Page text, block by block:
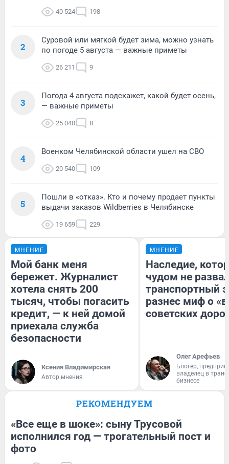
40 524 198
2
Суровой или мягкой будет зима, можно узнать
по погоде 5 августа — важные приметы
26 211 9
3
Погода 4 августа подскажет, какой будет осень,
— важные приметы
25 040 8
4
Военком Челябинской области ушел на СВО
20 540 109
5
Пошли в «отказ». Кто и почему продает пункты
выдачи заказов Wildberries в Челябинске
19 659 229
МНЕНИЕ
Мой банк меня
бережет. Журналист
хотела снять 200
тысяч, чтобы погасить
кредит, — к ней домой
приехала служба
безопасности
Ксения Владимирская
Автор мнения
МНЕНИЕ
Наследие,
чудом не
транспортный
разнес миф о
советских
Олег Арефьев
Блогер,
владелец в
бизнесе
РЕКОМЕНДУЕМ
«Все еще в шоке»: сыну Трусовой
исполнился год — трогательный пост и
фото